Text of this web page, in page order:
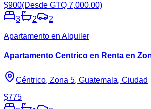
$900(Desde GTQ 7,000.00)
3
2
2
Apartamento en Alquiler
Apartamento Centrico en Renta en
Céntrico, Zona 5, Guatemala, Ciudad
$775